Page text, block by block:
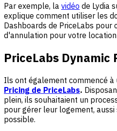
Par exemple, la vidéo de Lydia
explique comment utiliser les
Dashboards de PriceLabs
d'annulation pour votre
PriceLabs Dynamic
Ils ont également commencé à
Pricing de PriceLabs.
plein, ils souhaitaient un
pour gérer leur logement,
possible.